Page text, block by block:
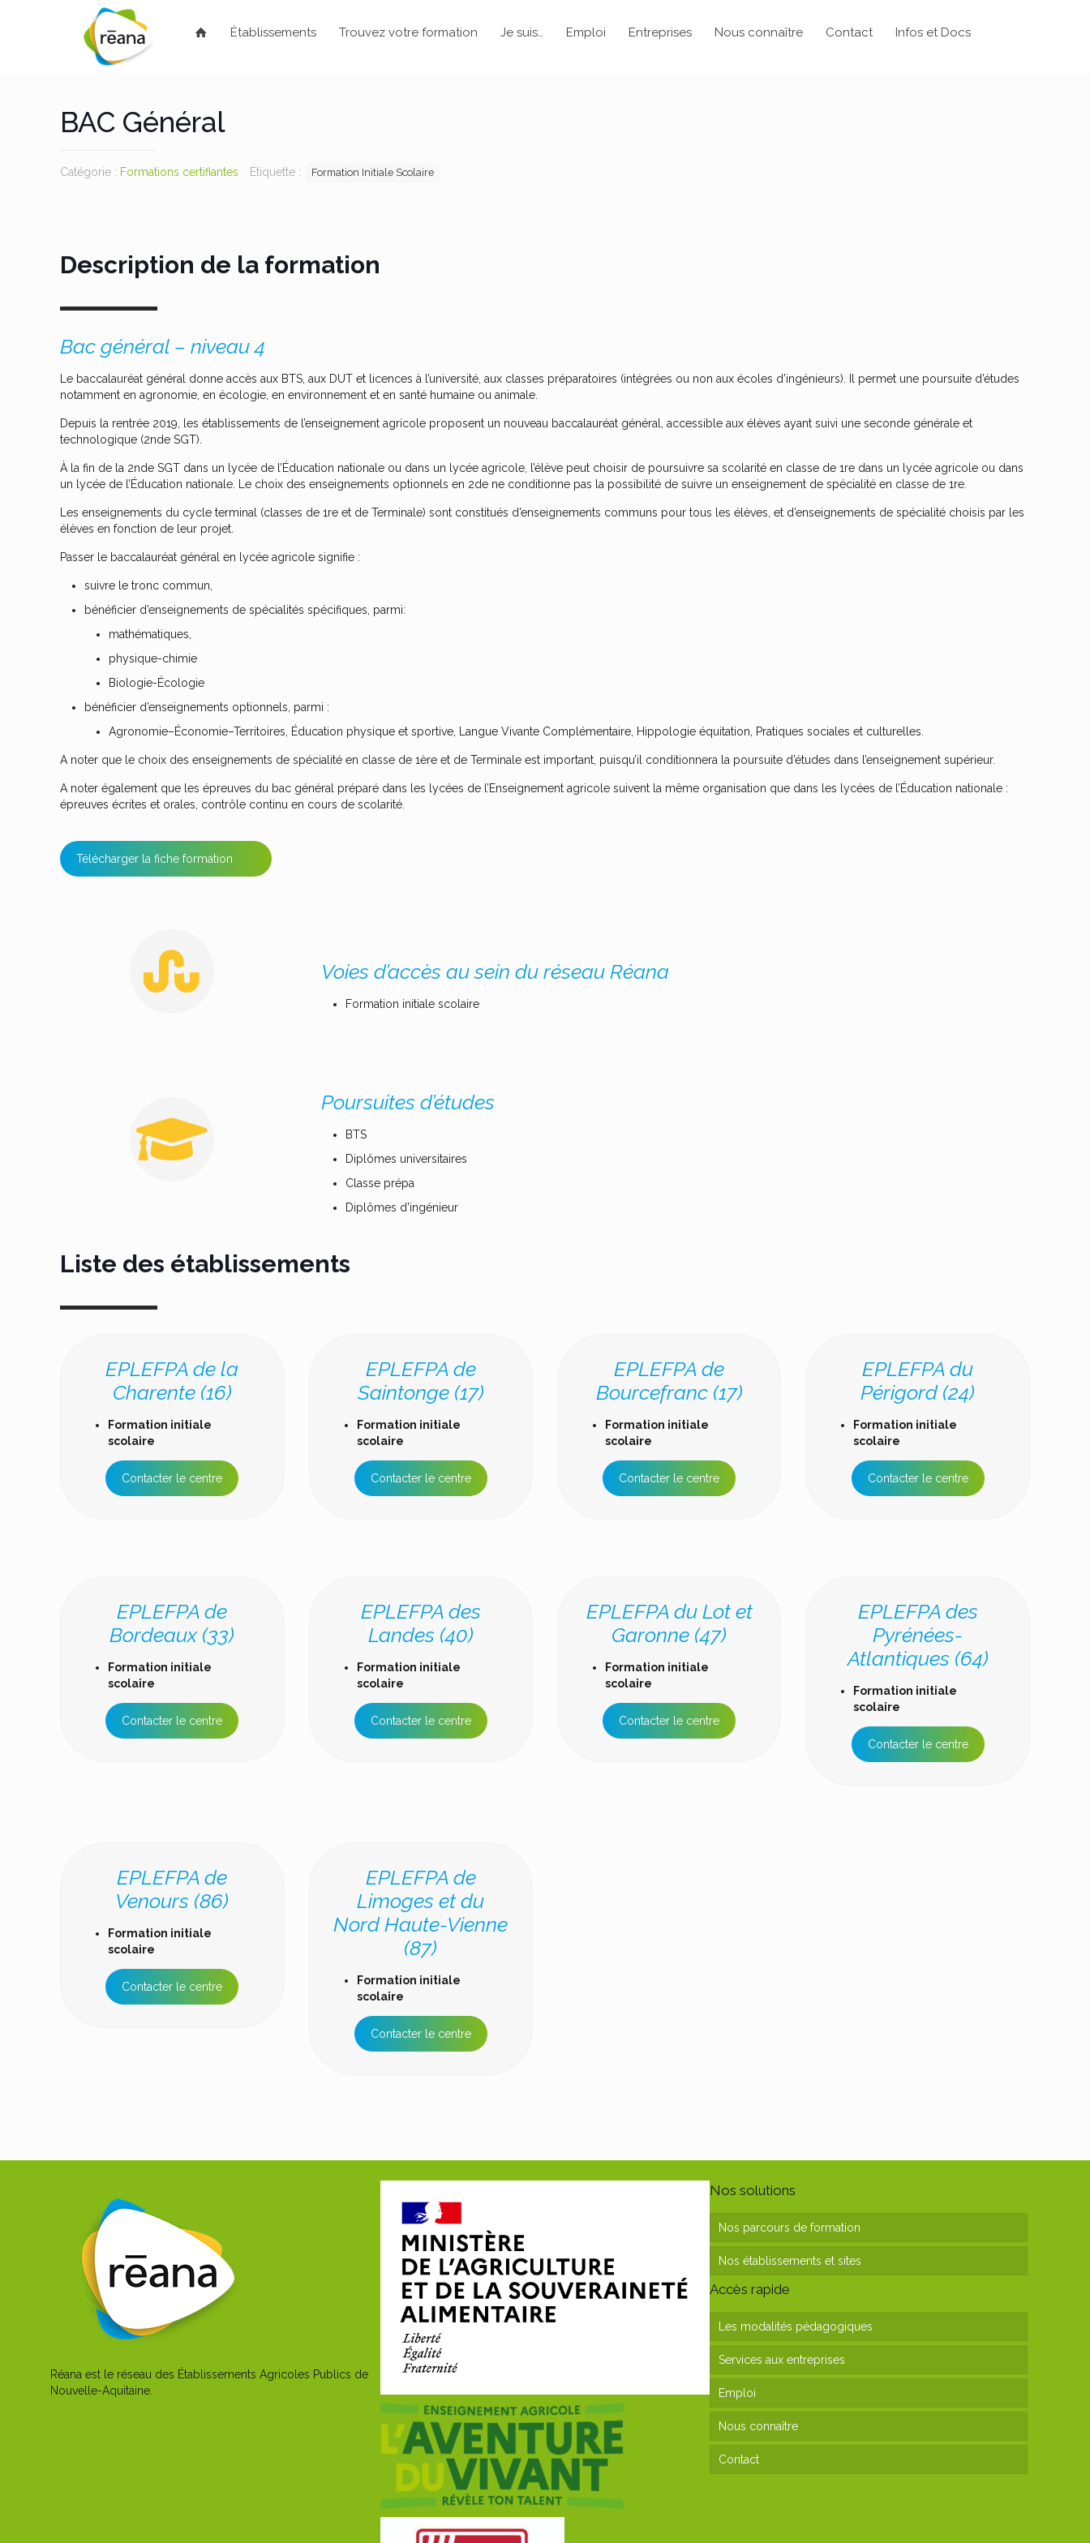
Établissements Trouvez votre formation Je suis… Emploi Entreprises Nous connaître Contact Infos et Docs
BAC Général
Catégorie : Formations certifiantes Étiquette : Formation Initiale Scolaire
Description de la formation
Bac général – niveau 4
Le baccalauréat général donne accès aux BTS, aux DUT et licences à l’université, aux classes préparatoires (intégrées ou non aux écoles d’ingénieurs). Il permet une poursuite d’études
notamment en agronomie, en écologie, en environnement et en santé humaine ou animale.
Depuis la rentrée 2019, les établissements de l’enseignement agricole proposent un nouveau baccalauréat général, accessible aux élèves ayant suivi une seconde générale et
technologique (2nde SGT).
À la fin de la 2nde SGT dans un lycée de l’Éducation nationale ou dans un lycée agricole, l’élève peut choisir de poursuivre sa scolarité en classe de 1re dans un lycée agricole ou dans
un lycée de l’Éducation nationale. Le choix des enseignements optionnels en 2de ne conditionne pas la possibilité de suivre un enseignement de spécialité en classe de 1re.
Les enseignements du cycle terminal (classes de 1re et de Terminale) sont constitués d’enseignements communs pour tous les élèves, et d’enseignements de spécialité choisis par les
élèves en fonction de leur projet.
Passer le baccalauréat général en lycée agricole signifie :
suivre le tronc commun,
bénéficier d’enseignements de spécialités spécifiques, parmi:
mathématiques,
physique-chimie
Biologie-Écologie
bénéficier d’enseignements optionnels, parmi :
Agronomie–Économie–Territoires, Éducation physique et sportive, Langue Vivante Complémentaire, Hippologie équitation, Pratiques sociales et culturelles.
A noter que le choix des enseignements de spécialité en classe de 1ère et de Terminale est important, puisqu’il conditionnera la poursuite d’études dans l’enseignement supérieur.
A noter également que les épreuves du bac général préparé dans les lycées de l’Enseignement agricole suivent la même organisation que dans les lycées de l’Éducation nationale :
épreuves écrites et orales, contrôle continu en cours de scolarité.
Télécharger la fiche formation
Voies d’accès au sein du réseau Réana
Formation initiale scolaire
Poursuites d’études
BTS
Diplômes universitaires
Classe prépa
Diplômes d’ingénieur
Liste des établissements
EPLEFPA de la
Charente (16)
Formation initiale
scolaire
Contacter le centre
EPLEFPA de
Saintonge (17)
Formation initiale
scolaire
Contacter le centre
EPLEFPA de
Bourcefranc (17)
Formation initiale
scolaire
Contacter le centre
EPLEFPA du
Périgord (24)
Formation initiale
scolaire
Contacter le centre
EPLEFPA de
Bordeaux (33)
Formation initiale
scolaire
Contacter le centre
EPLEFPA des
Landes (40)
Formation initiale
scolaire
Contacter le centre
EPLEFPA du Lot et
Garonne (47)
Formation initiale
scolaire
Contacter le centre
EPLEFPA des
Pyrénées-
Atlantiques (64)
Formation initiale
scolaire
Contacter le centre
EPLEFPA de
Venours (86)
Formation initiale
scolaire
Contacter le centre
EPLEFPA de
Limoges et du
Nord Haute-Vienne
(87)
Formation initiale
scolaire
Contacter le centre
Réana est le réseau des Établissements Agricoles Publics de
Nouvelle-Aquitaine.
Nos solutions
Nos parcours de formation
Nos établissements et sites
Accès rapide
Les modalités pédagogiques
Services aux entreprises
Emploi
Nous connaître
Contact